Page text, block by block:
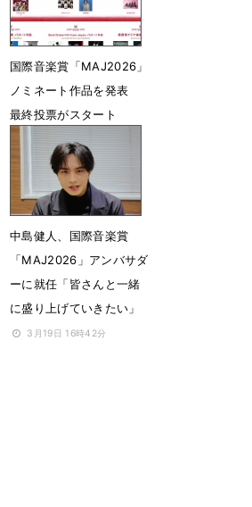
国際⾳楽賞「MAJ2026」
ノミネート作品を発表
最終投票がスタート
中島健人、国際音楽賞
「MAJ2026」アンバサダ
ーに就任「皆さんと一緒
に盛り上げていきたい」
3月19日 16時42分